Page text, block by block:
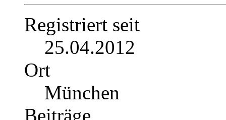
Registriert seit
25.04.2012
Ort
München
Beiträge